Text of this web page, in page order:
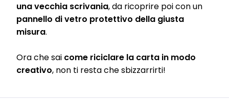
una vecchia scrivania, da ricoprire poi con un
pannello di vetro protettivo della giusta
misura.
Ora che sai come riciclare la carta in modo
creativo, non ti resta che sbizzarrirti!